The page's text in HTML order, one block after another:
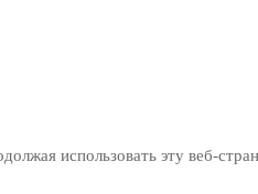
использовать эту веб-